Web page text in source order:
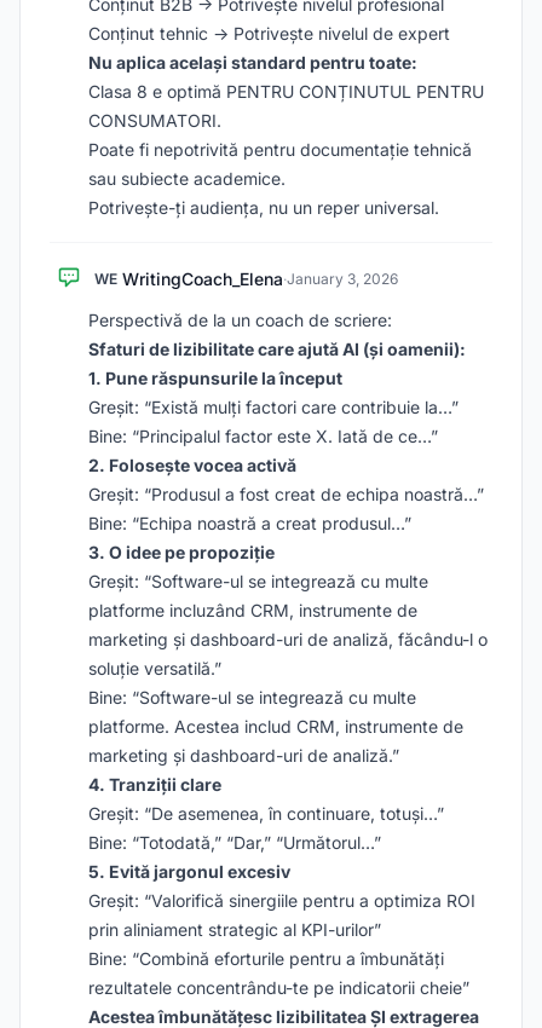
Conținut B2B -> Potrivește nivelul profesional
Conținut tehnic -> Potrivește nivelul de expert
Nu aplica același standard pentru toate:
Clasa 8 e optimă PENTRU CONȚINUTUL PENTRU
CONSUMATORI.
Poate fi nepotrivită pentru documentație tehnică
sau subiecte academice.
Potrivește-ți audiența, nu un reper universal.
WE WritingCoach_Elena·January 3, 2026
Perspectivă de la un coach de scriere:
Sfaturi de lizibilitate care ajută AI (și oamenii):
1. Pune răspunsurile la început
Greșit: “Există mulți factori care contribuie la…”
Bine: “Principalul factor este X. Iată de ce…”
2. Folosește vocea activă
Greșit: “Produsul a fost creat de echipa noastră…”
Bine: “Echipa noastră a creat produsul…”
3. O idee pe propoziție
Greșit: “Software-ul se integrează cu multe
platforme incluzând CRM, instrumente de
marketing și dashboard-uri de analiză, făcându-l o
soluție versatilă.”
Bine: “Software-ul se integrează cu multe
platforme. Acestea includ CRM, instrumente de
marketing și dashboard-uri de analiză.”
4. Tranziții clare
Greșit: “De asemenea, în continuare, totuși…”
Bine: “Totodată,” “Dar,” “Următorul…”
5. Evită jargonul excesiv
Greșit: “Valorifică sinergiile pentru a optimiza ROI
prin aliniament strategic al KPI-urilor”
Bine: “Combină eforturile pentru a îmbunătăți
rezultatele concentrându-te pe indicatorii cheie”
Acestea îmbunătățesc lizibilitatea ȘI extragerea